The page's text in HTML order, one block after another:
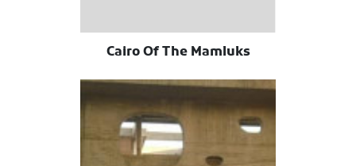
Cairo Of The Mamluks